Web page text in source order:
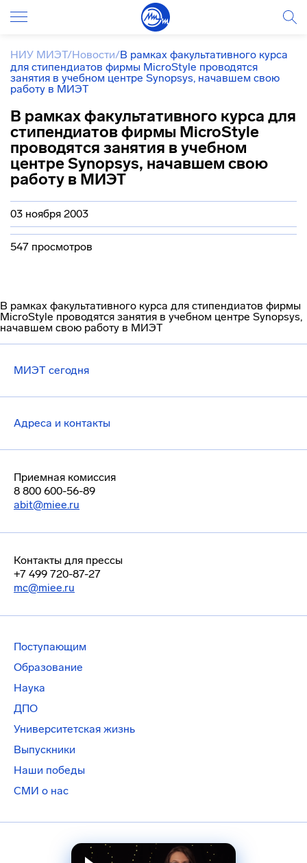
НИУ МИЭТ/Новости/В рамках факультативного курса
для стипендиатов фирмы MicroStyle проводятся
занятия в учебном центре Synopsys, начавшем свою
работу в МИЭТ
В рамках факультативного курса для
стипендиатов фирмы MicroStyle
проводятся занятия в учебном
центре Synopsys, начавшем свою
работу в МИЭТ
03 ноября 2003
547 просмотров
В рамках факультативного курса для стипендиатов фирмы
MicroStyle проводятся занятия в учебном центре Synopsys,
начавшем свою работу в МИЭТ
МИЭТ сегодня
Адреса и контакты
Приемная комиссия
8 800 600-56-89
abit@miee.ru
Контакты для прессы
+7 499 720-87-27
mc@miee.ru
Поступающим
Образование
Наука
ДПО
Университетская жизнь
Выпускники
Наши победы
СМИ о нас